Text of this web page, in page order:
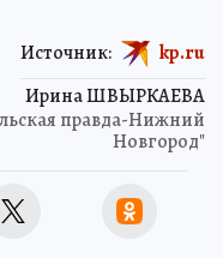
Ирина ШВЫРКАЕВА
правда-Нижний
Новгород"
Источник: kp.ru